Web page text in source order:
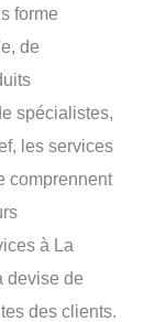
forme
de
spécialistes,
les services
comprennent
à La
devise de
des clients.